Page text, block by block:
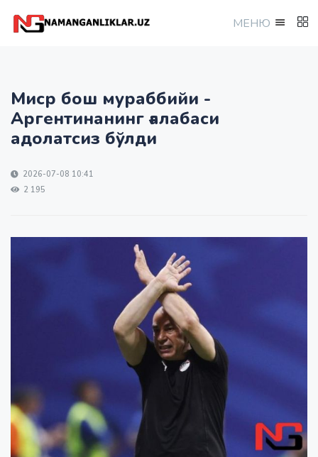
МEНЮ
Миср бош мураббийи -
Аргентинанинг ғалабаси
адолатсиз бўлди
2026-07-08 10:41
2 195